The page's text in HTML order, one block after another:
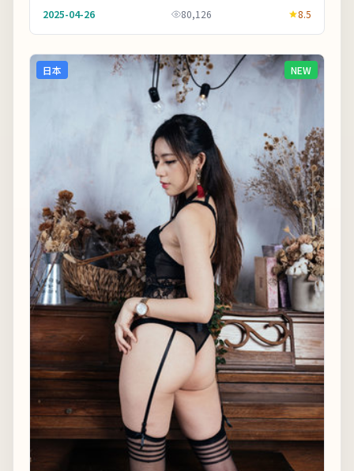
几场夜戏台词密度高、信息量大。整体来看，这是一
2025-04-26 80,126 8.5
日本 NEW